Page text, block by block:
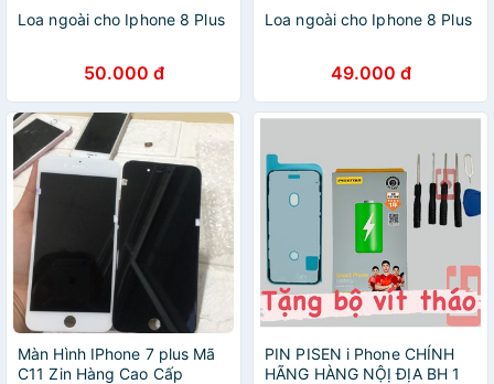
Loa ngoài cho Iphone 8 Plus
50.000 đ
Loa ngoài cho Iphone 8 Plus
49.000 đ
Màn Hình IPhone 7 plus Mã
C11 Zin Hàng Cao Cấp
PIN PISEN i Phone CHÍNH
HÃNG HÀNG NỘỊ ĐỊA BH 1